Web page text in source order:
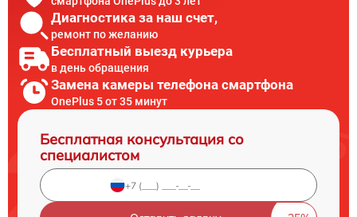
Диагностика за наш счет,
ремонт по желанию
Бесплатный выезд курьера
в день обращения
Замена камеры телефона смартфона
OnePlus 5 от 35 минут
Бесплатная консультация со
специалистом